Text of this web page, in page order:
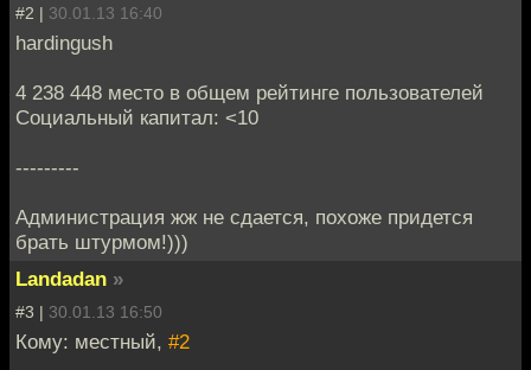
#2 | 30.01.13 16:40
hardingush
4 238 448 место в общем рейтинге пользователей
Социальный капитал: <10
---------
Администрация жж не сдается, похоже придется
брать штурмом!)))
Landadan »
#3 | 30.01.13 16:50
Кому: местный, #2